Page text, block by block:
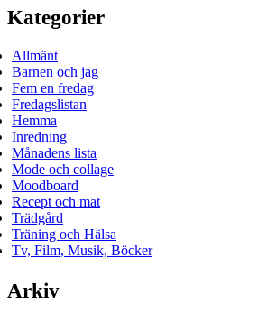
Kategorier
Allmänt
Barnen och jag
Fem en fredag
Fredagslistan
Hemma
Inredning
Månadens lista
Mode och collage
Moodboard
Recept och mat
Trädgård
Träning och Hälsa
Tv, Film, Musik, Böcker
Arkiv